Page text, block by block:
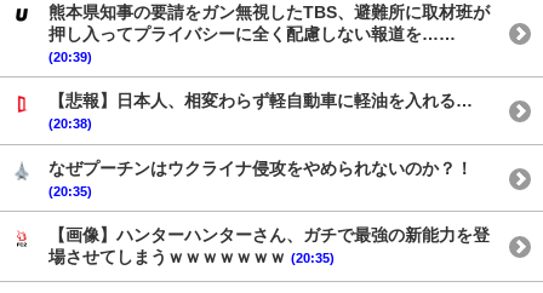
熊本県知事の要請をガン無視したTBS、避難所に取材班が
押し入ってプライバシーに全く配慮しない報道を……
(20:39)
【悲報】日本人、相変わらず軽自動車に軽油を入れる…
(20:38)
なぜプーチンはウクライナ侵攻をやめられないのか？！
(20:35)
【画像】ハンターハンターさん、ガチで最強の新能力を登
場させてしまうｗｗｗｗｗｗｗ (20:35)